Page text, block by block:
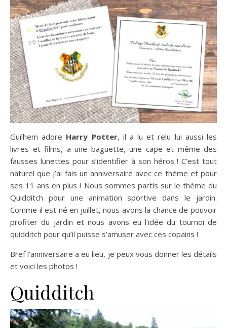
Guilhem adore Harry Potter, il a lu et relu lui aussi les
livres et films, a une baguette, une cape et même des
fausses lunettes pour s’identifier à son héros ! C’est tout
naturel que j’ai fais un anniversaire avec ce thème et pour
ses 11 ans en plus ! Nous sommes partis sur le thème du
Quidditch pour une animation sportive dans le jardin.
Comme il est né en juillet, nous avons la chance de pouvoir
profiter du jardin et nous avons eu l’idée du tournoi de
quidditch pour qu’il puisse s’amuser avec ces copains !
Bref l’anniversaire a eu lieu, je peux vous donner les détails
et voici les photos !
Quidditch